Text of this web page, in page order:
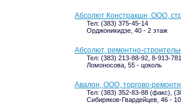
Абсолют Констракшн, ООО,
Тел: (383) 375-45-14
Орджоникидзе, 40 - 2 этаж
Абсолют, ремонтно-
Тел: (383) 213-88-92, 8-913-
Ломоносова, 55 - цоколь
Авалон, ООО, торгово-
Тел: (383) 352-83-88 (факс),
Сибиряков-Гвардейцев, 46 -